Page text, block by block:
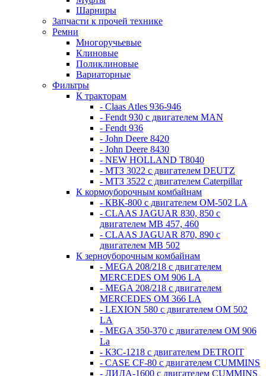
Шарниры
Запчасти к прочей технике
Ремни
Многоручьевые
Клиновые
Поликлиновые
Вариаторные
Фильтры
К тракторам
- Claas Atles 936-946
- Fendt 930 с двигателем MAN
- Fendt 936
- John Deere 8420
- John Deere 8430
- NEW HOLLAND T8040
- МТЗ 3022 с двигателем DEUTZ
- МТЗ 3522 с двигателем Caterpillar
К кормоуборочным комбайнам
- КВК-800 с двигателем ОМ-502 LA
- CLAAS JAGUAR 830, 850 с
двигателем MB 457, 460
- CLAAS JAGUAR 870, 890 с
двигателем MB 502
К зерноуборочным комбайнам
- MEGA 208/218 c двигателем
MERCEDES OM 906 LA
- MEGA 208/218 с двигателем
MERCEDES OM 366 LA
- LEXION 580 с двигателем OM 502
LA
- MEGA 350-370 с двигателем OM 906
La
- КЗС-1218 с двигателем DETROIT
- CASE CF-80 с двигателем CUMMINS
- ЛИДА-1600 с двигателем CUMMINS